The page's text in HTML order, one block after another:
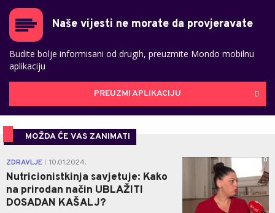
Naše vijesti ne morate da provjeravate
Budite bolje informisani od drugih, preuzmite Mondo mobilnu
aplikaciju
PREUZMI APLIKACIJU
MOŽDA ĆE VAS ZANIMATI
ZDRAVLJE 10.01.2024.
Nutricionistkinja savjetuje: Kako
na prirodan način UBLAŽITI
DOSADAN KAŠALJ?
0